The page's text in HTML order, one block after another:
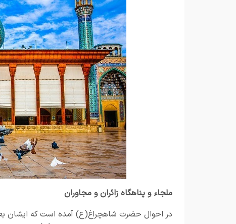
ملجاء و پناهگاه زائران و مجاوران
در احوال حضرت شاهچراغ(ع) آمده است که ایشان